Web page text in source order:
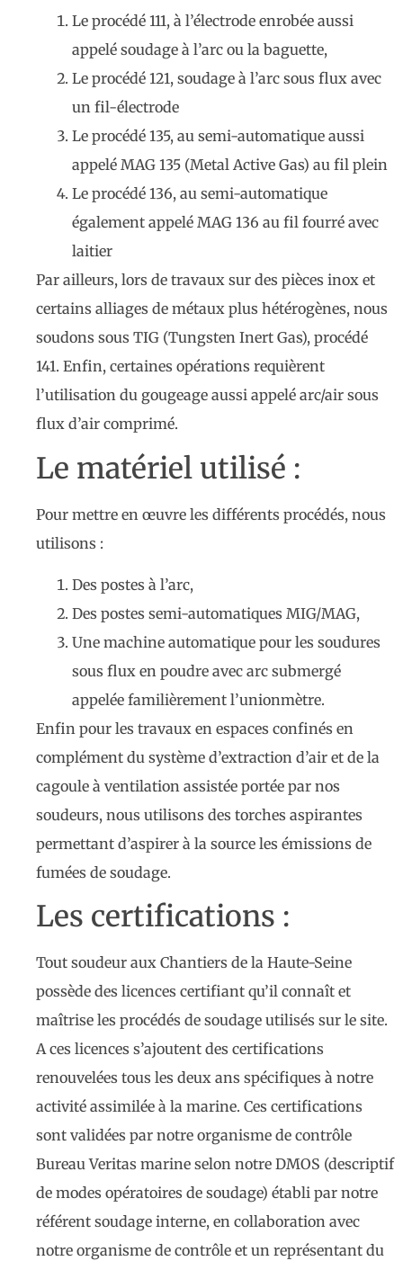
Le procédé 111, à l’électrode enrobée aussi
appelé soudage à l’arc ou la baguette,
Le procédé 121, soudage à l’arc sous flux avec
un fil-électrode
Le procédé 135, au semi-automatique aussi
appelé MAG 135 (Metal Active Gas) au fil plein
Le procédé 136, au semi-automatique
également appelé MAG 136 au fil fourré avec
laitier
Par ailleurs, lors de travaux sur des pièces inox et
certains alliages de métaux plus hétérogènes, nous
soudons sous TIG (Tungsten Inert Gas), procédé
141. Enfin, certaines opérations requièrent
l’utilisation du gougeage aussi appelé arc/air sous
flux d’air comprimé.
Le matériel utilisé :
Pour mettre en œuvre les différents procédés, nous
utilisons :
Des postes à l’arc,
Des postes semi-automatiques MIG/MAG,
Une machine automatique pour les soudures
sous flux en poudre avec arc submergé
appelée familièrement l’unionmètre.
Enfin pour les travaux en espaces confinés en
complément du système d’extraction d’air et de la
cagoule à ventilation assistée portée par nos
soudeurs, nous utilisons des torches aspirantes
permettant d’aspirer à la source les émissions de
fumées de soudage.
Les certifications :
Tout soudeur aux Chantiers de la Haute-Seine
possède des licences certifiant qu’il connaît et
maîtrise les procédés de soudage utilisés sur le site.
A ces licences s’ajoutent des certifications
renouvelées tous les deux ans spécifiques à notre
activité assimilée à la marine. Ces certifications
sont validées par notre organisme de contrôle
Bureau Veritas marine selon notre DMOS (descriptif
de modes opératoires de soudage) établi par notre
référent soudage interne, en collaboration avec
notre organisme de contrôle et un représentant du